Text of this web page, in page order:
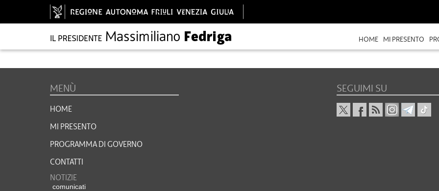
HOME MI PRESENTO
MENÙ
HOME
MI PRESENTO
PROGRAMMA DI GOVERNO
CONTATTI
NOTIZIE
comunicati
SEGUIMI SU